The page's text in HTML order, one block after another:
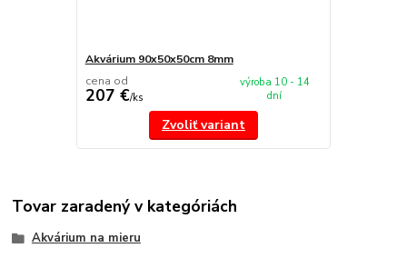
Akvárium 90x50x50cm 8mm
cena od
207 €/ks
výroba 10 - 14
dní
Zvoliť variant
Tovar zaradený v kategóriách
Akvárium na mieru